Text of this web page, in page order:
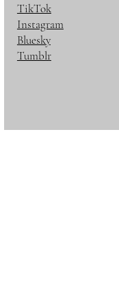
TikTok
Instagram
Bluesky
Tumblr